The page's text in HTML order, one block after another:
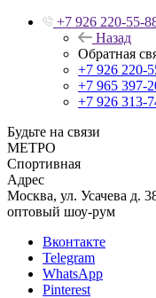
+7 926 220-55-
Назад
Обратная
+7 926 220-
+7 965 397-
+7 926 313-
Будьте на связи
МЕТРО
Спортивная
Адрес
Москва, ул. Усачева д.
оптовый шоу-рум
Вконтакте
Telegram
WhatsApp
Pinterest